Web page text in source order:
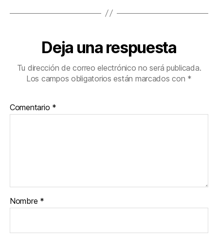
Deja una respuesta
Tu dirección de correo electrónico no será publicada.
Los campos obligatorios están marcados con *
Comentario *
Nombre *